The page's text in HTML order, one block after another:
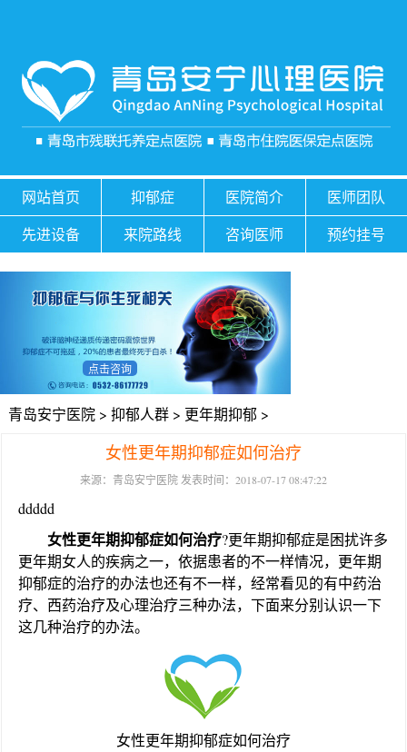
网站首页 抑郁症 医院简介
医师团队
先进设备
来院路线 咨询医师 预约挂号
点击咨询
青岛安宁医院> 抑郁人群> 更年期抑郁>
女性更年期抑郁症如何治疗
来源：青岛安宁医院 发表时间：2018-07-17 08:47:22
ddddd
女性更年期抑郁症如何治疗?更年期抑郁症是困扰许多
更年期女人的疾病之一，依据患者的不一样情况，更年期
抑郁症的治疗的办法也还有不一样，经常看见的有中药治
疗、西药治疗及心理治疗三种办法，下面来分别认识一下
这几种治疗的办法。
女性更年期抑郁症如何治疗